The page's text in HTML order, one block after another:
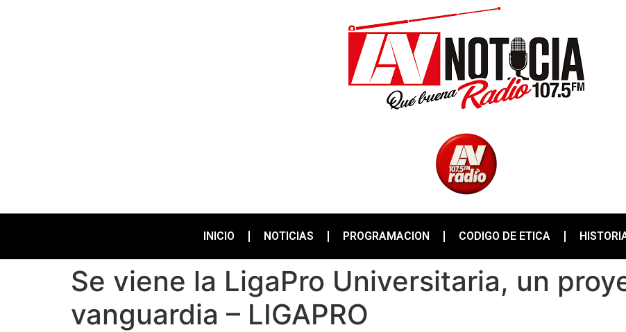
INICIO NOTICIAS PROGRAMACION CODIGO DE ETICA
Se viene la LigaPro Universitaria, un
vanguardia – LIGAPRO